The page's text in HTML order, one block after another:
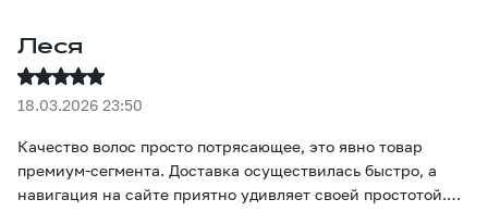
Леся
18.03.2026 23:50
Качество волос просто потрясающее, это явно товар
премиум-сегмента. Доставка осуществилась быстро, а
навигация на сайте приятно удивляет своей простотой.